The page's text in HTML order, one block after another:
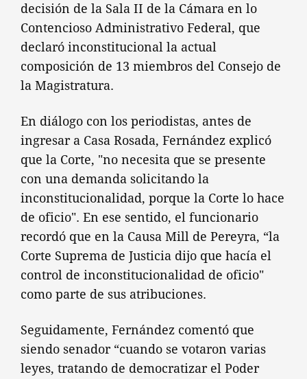
decisión de la Sala II de la Cámara en lo
Contencioso Administrativo Federal, que
declaró inconstitucional la actual
composición de 13 miembros del Consejo de
la Magistratura.
En diálogo con los periodistas, antes de
ingresar a Casa Rosada, Fernández explicó
que la Corte, "no necesita que se presente
con una demanda solicitando la
inconstitucionalidad, porque la Corte lo hace
de oficio". En ese sentido, el funcionario
recordó que en la Causa Mill de Pereyra, “la
Corte Suprema de Justicia dijo que hacía el
control de inconstitucionalidad de oficio"
como parte de sus atribuciones.
Seguidamente, Fernández comentó que
siendo senador “cuando se votaron varias
leyes, tratando de democratizar el Poder